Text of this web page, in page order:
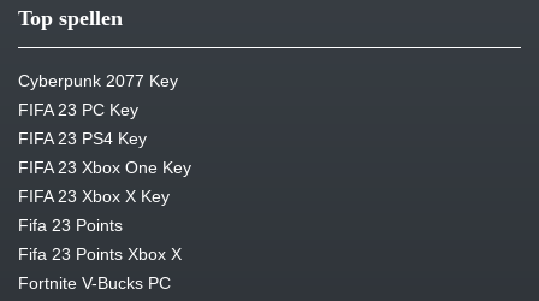
Top spellen
Cyberpunk 2077 Key
FIFA 23 PC Key
FIFA 23 PS4 Key
FIFA 23 Xbox One Key
FIFA 23 Xbox X Key
Fifa 23 Points
Fifa 23 Points Xbox X
Fortnite V-Bucks PC